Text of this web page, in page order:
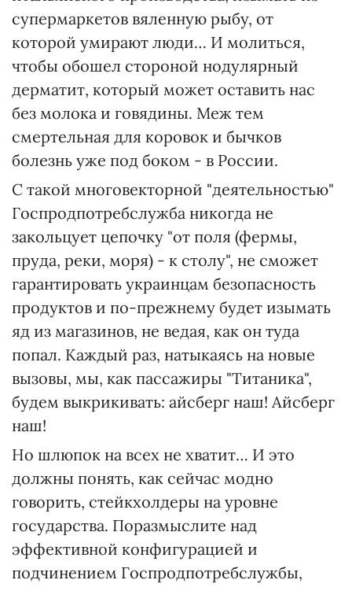
супермаркетов вяленную рыбу, от
которой умирают люди… И молиться,
чтобы обошел стороной нодулярный
дерматит, который может оставить нас
без молока и говядины. Меж тем
смертельная для коровок и бычков
болезнь уже под боком - в России.
С такой многовекторной "деятельностью"
Госпродпотребслужба никогда не
закольцует цепочку "от поля (фермы,
пруда, реки, моря) - к столу", не сможет
гарантировать украинцам безопасность
продуктов и по-прежнему будет изымать
яд из магазинов, не ведая, как он туда
попал. Каждый раз, натыкаясь на новые
вызовы, мы, как пассажиры "Титаника",
будем выкрикивать: айсберг наш! Айсберг
наш!
Но шлюпок на всех не хватит… И это
должны понять, как сейчас модно
говорить, стейкхолдеры на уровне
государства. Поразмыслите над
эффективной конфигурацией и
подчинением Госпродпотребслужбы,